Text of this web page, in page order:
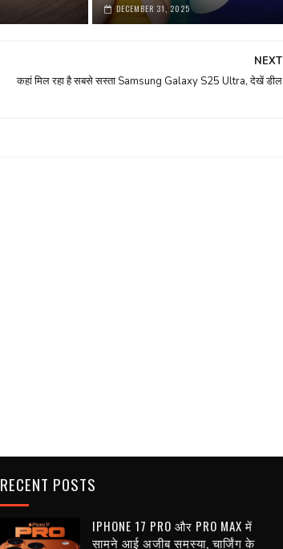
DECEMBER 31, 2025
NEXT
कहां मिल रहा है सबसे सस्ता Samsung Galaxy S25 Ultra, देखें डील
RECENT POSTS
IPHONE 17 PRO और PRO MAX में
सामने आई अजीब समस्या, चार्जिंग के